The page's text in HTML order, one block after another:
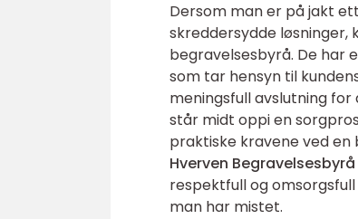
Dersom man er på jakt
skreddersydde
begravelsesbyrå. De har
som tar hensyn til
meningsfull avslutning
står midt oppi en
praktiske kravene ved
Hverven Begravelsesbyrå
respektfull og
man har mistet.